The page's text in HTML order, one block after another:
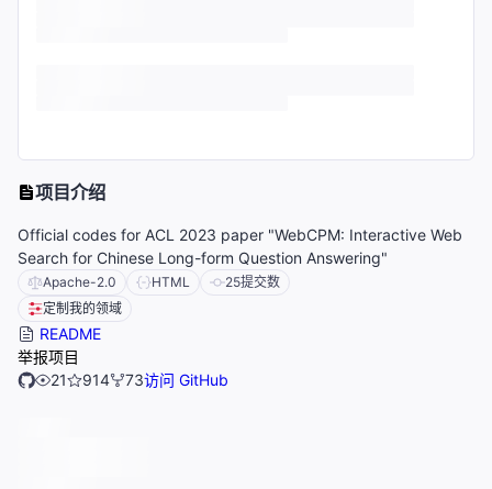
项目介绍
Official codes for ACL 2023 paper "WebCPM: Interactive Web
Search for Chinese Long-form Question Answering"
Apache-2.0 HTML 25提交数
定制我的领域
README
举报项目
21
914 73访问 GitHub